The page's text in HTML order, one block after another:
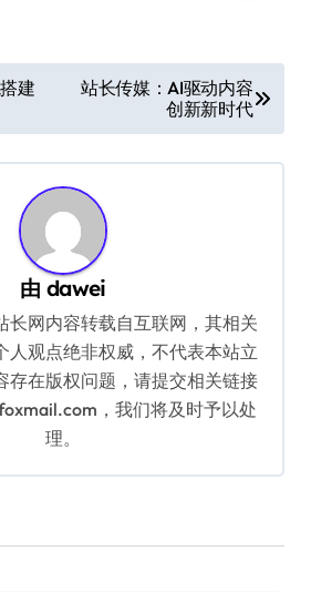
建
站长传媒：AI驱动内容
创新新时代
由dawei
长网内容转载自互联网，其相关
人观点绝非权威，不代表本站立
存在版权问题，请提交相关链接
，我们将及时予以处
理。